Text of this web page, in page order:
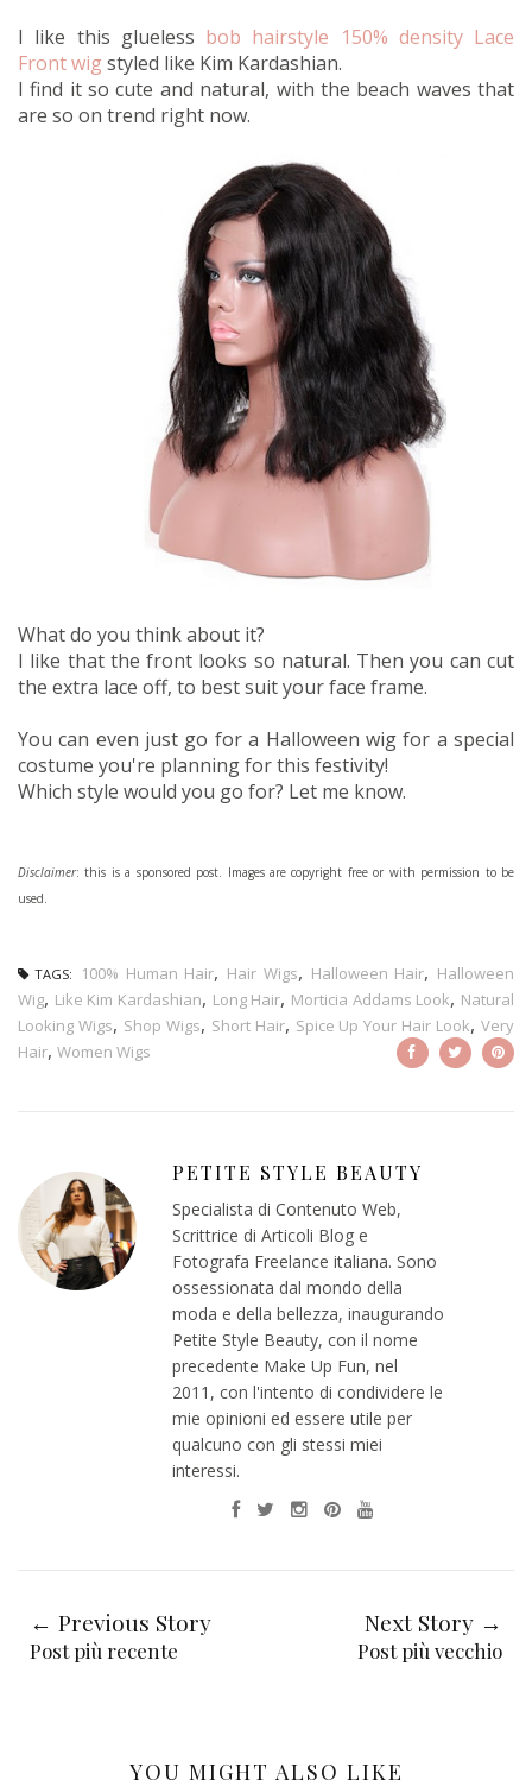
I like this glueless bob hairstyle 150% density Lace
Front wig styled like Kim Kardashian.
I find it so cute and natural, with the beach waves that
are so on trend right now.
What do you think about it?
I like that the front looks so natural. Then you can cut
the extra lace off, to best suit your face frame.
You can even just go for a Halloween wig for a special
costume you're planning for this festivity!
Which style would you go for? Let me know.
Disclaimer: this is a sponsored post. Images are copyright free or with permission to be
used.
TAGS: 100% Human Hair, Hair Wigs, Halloween Hair, Halloween
Wig, Like Kim Kardashian, Long Hair, Morticia Addams Look, Natural
Looking Wigs, Shop Wigs, Short Hair, Spice Up Your Hair Look,Very
Hair, Women Wigs
PETITE STYLE BEAUTY
Specialista di Contenuto Web,
Scrittrice di Articoli Blog e
Fotografa Freelance italiana. Sono
ossessionata dal mondo della
moda e della bellezza, inaugurando
Petite Style Beauty, con il nome
precedente Make Up Fun, nel
2011, con l'intento di condividere le
mie opinioni ed essere utile per
qualcuno con gli stessi miei
interessi.
← Previous Story
Post più recente
Next Story →
Post più vecchio
YOU MIGHT ALSO LIKE